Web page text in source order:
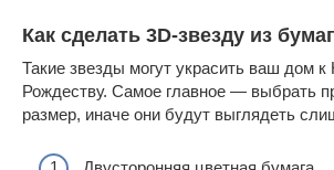
Как сделать 3D-звезду из
Такие звезды могут украсить ваш дом
Рождеству. Самое главное — выбрать
размер, иначе они будут выглядеть